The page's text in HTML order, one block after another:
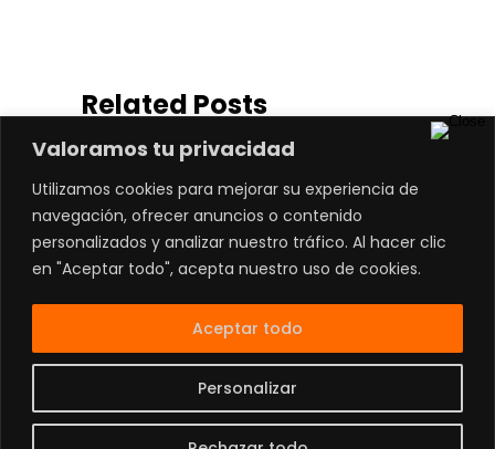
Valoramos tu privacidad
Utilizamos cookies para mejorar su experiencia de
navegación, ofrecer anuncios o contenido
personalizados y analizar nuestro tráfico. Al hacer clic
en "Aceptar todo", acepta nuestro uso de cookies.
Personalizar
Aceptar todo
Related Posts
Contacto:81 4738 0949|Aviso de Privacidad|
Términos y Condiciones